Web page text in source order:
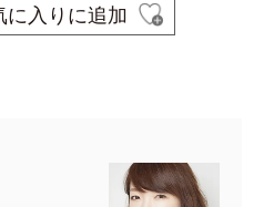
に入りに追加